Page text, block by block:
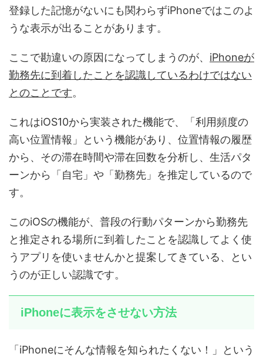
登録した記憶がないにも関わらずiPhoneではこのよ
うな表示が出ることがあります。
ここで勘違いの原因になってしまうのが、 iPhoneが
勤務先に到着したことを認識しているわけではない
とのことです。
これはiOS10から実装された機能で、「利用頻度の
高い位置情報」という機能があり、位置情報の履歴
から、その滞在時間や滞在回数を分析し、生活パタ
ーンから「自宅」や「勤務先」を推定しているので
す。
このiOSの機能が、普段の行動パターンから勤務先
と推定される場所に到着したことを認識してよく使
うアプリを使いませんかと提案してきている、とい
うのが正しい認識です。
iPhoneに表示をさせない方法
「iPhoneにそんな情報を知られたくない！」という